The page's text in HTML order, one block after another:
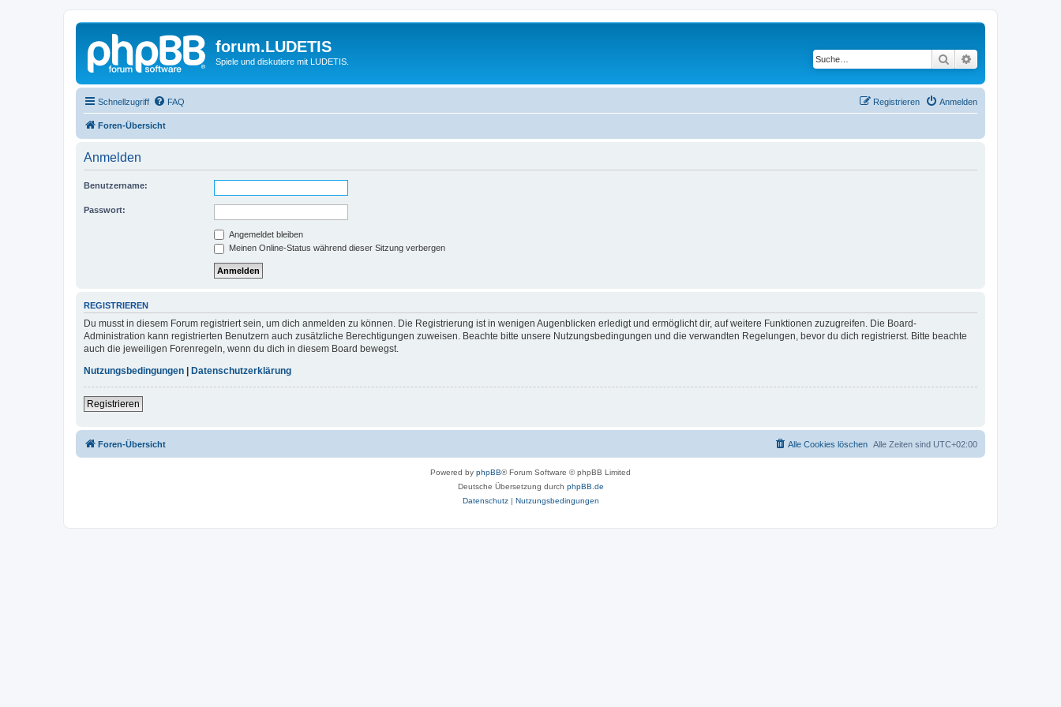
forum.LUDETIS
Spiele und diskutiere mit LUDETIS. Suche
Schnellzugriff FAQ Anmelden
Registrieren
Foren-Übersicht
Anmelden
Benutzername:
Passwort:
Angemeldet bleiben
Meinen Online-Status während dieser Sitzung verbergen
REGISTRIEREN
Du musst in diesem Forum registriert sein, um dich anmelden zu können. Die Registrierung ist in wenigen Augenblicken erledigt und ermöglicht dir, auf weitere Funktionen zuzugreifen. Die Board-
Administration kann registrierten Benutzern auch zusätzliche Berechtigungen zuweisen. Beachte bitte unsere Nutzungsbedingungen und die verwandten Regelungen, bevor du dich registrierst. Bitte beachte
auch die jeweiligen Forenregeln, wenn du dich in diesem Board bewegst.
Nutzungsbedingungen
Datenschutzerklärung
Registrieren
Foren-Übersicht Alle Zeiten sind UTC+02:00
Alle Cookies löschen
Powered by phpBB® Forum Software © phpBB Limited
Deutsche Übersetzung durch phpBB.de
Datenschutz| Nutzungsbedingungen